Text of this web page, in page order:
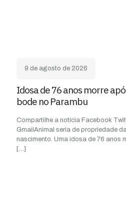
9 de agosto de 2026
Idosa de 76 anos morre
bode no Parambu
Compartilhe a notícia Facebook
GmailAnimal seria de propriedade
nascimento. Uma idosa de 76 anos
[…]